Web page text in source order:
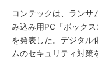
コンテックは、ランサ
み込み用PC「ボック
を発表した。デジタル
ムのセキュリティ対策